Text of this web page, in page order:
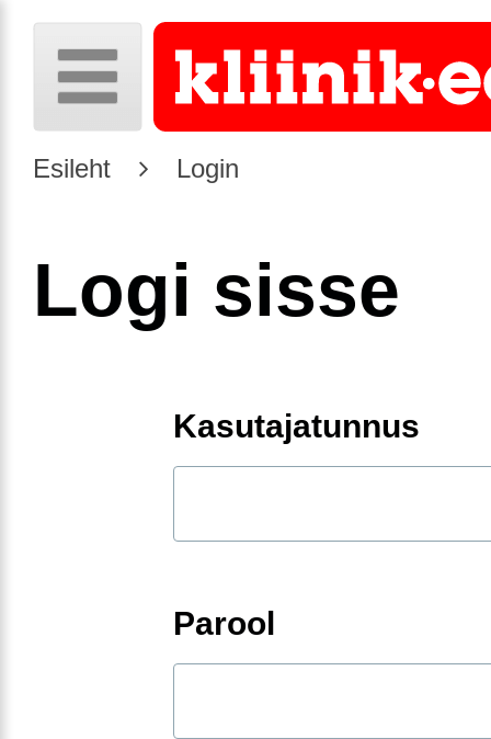
Esileht Login
Logi sisse
Kasutajatunnus
Parool